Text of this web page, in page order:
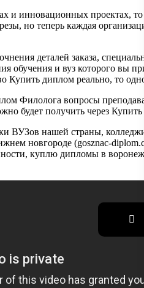
и инновационных проектах,
но теперь каждая
деталей заказа,
обучения и вуз которого
Купить диплом реально, то
Филолога вопросы
будет получить через
ВУЗов нашей страны,
новгороде (gosznac-
куплю дипломы в